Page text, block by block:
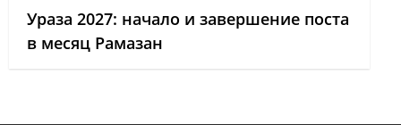
Ураза 2027: начало и завершение поста
в месяц Рамазан